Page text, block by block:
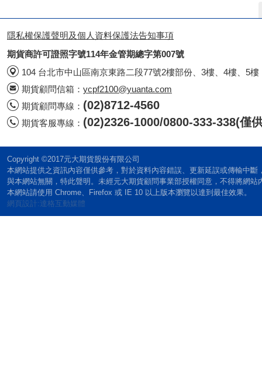
隱私權保護聲明及個人資料保護法告知事項
期貨商許可證照字號114年金管期總字第007號
104 台北市中山區南京東路二段77號2樓部份、3樓、4樓、5樓
期貨顧問信箱： ycpf2100@yuanta.com
期貨顧問專線： (02)8712-4560
期貨客服專線： (02)2326-1000/0800-333-338(僅
Copyright ©2017元大期貨股份有限公司
本網站提供之資訊內容僅供參考，對於資料內容錯誤、更新延誤或傳輸中
與本網站無關，特此聲明。未經元大期貨顧問事業部授權同意，不得將網站
本網站請使用 Chrome、Firefox 或 IE 10 以上版本瀏覽以達到最佳效果。
網頁設計:達格互動媒體